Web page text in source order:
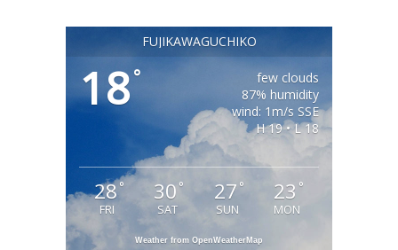
FUJIKAWAGUCHIKO
18°
few clouds
87% humidity
wind: 1m/s SSE
H 19 • L 18
28 °
FRI
30 °
SAT
27°
SUN
23 °
MON
Weather from OpenWeatherMap